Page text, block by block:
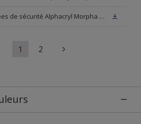
Fiche de données de sécurité Alphacryl Morpha N00 (SDS)
1 2